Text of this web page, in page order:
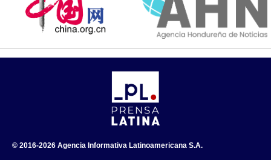
© 2016-2026 Agencia Informativa Latinoamericana S.A.